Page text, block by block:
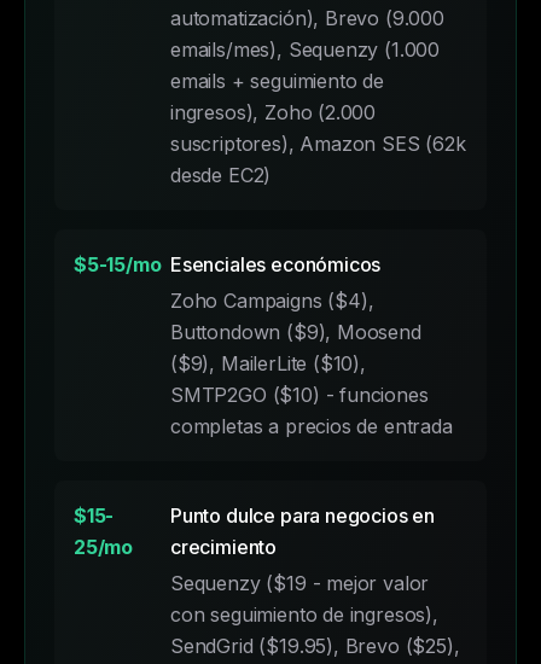
automatización), Brevo (9.000
emails/mes), Sequenzy (1.000
emails + seguimiento de
ingresos), Zoho (2.000
suscriptores), Amazon SES (62k
desde EC2)
$5-15/mo Esenciales económicos
Zoho Campaigns ($4),
Buttondown ($9), Moosend
($9), MailerLite ($10),
SMTP2GO ($10) - funciones
completas a precios de entrada
$15-
25/mo
Punto dulce para negocios en
crecimiento
Sequenzy ($19 - mejor valor
con seguimiento de ingresos),
SendGrid ($19.95), Brevo ($25),